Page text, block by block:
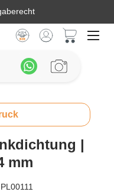
|
mm
PL00111